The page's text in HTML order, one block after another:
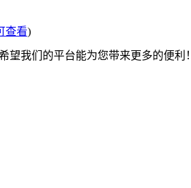
查看)
我们的平台能为您带来更多的便利！